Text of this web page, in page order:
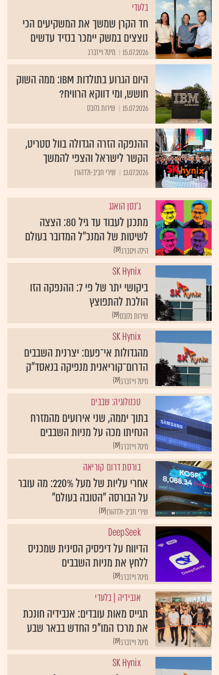
בלעדי
חד הקרן שמשך את המשקיעים הכי
נוצצים במשק יימכר בנזיד עדשים
15.07.2026 מיטל וייזברג
היום הגרוע בתולדות IBM: ממה השוק
חושש, ומי דווקא הרוויח?
15.07.2026 שירות גלובס
ההנפקה הזרה הגדולה בוול סטריט,
הקשר לישראל והצפי להמשך
13.07.2026 שירי חביב-ולדהורן
ג'נסן הואנג
מתכנן לעבוד עד גיל 80: הצצה
לשיטות של המנכ״ל המדובר בעולם
{19}הילה ויסברג
SK Hynix
ביקושי יתר של פי 7: ההנפקה הזו
הולכת להתפוצץ
{19}שירות גלובס
SK Hynix
מהגדולות אי־פעם: יצרנית השבבים
הדרום־קוריאנית מנפיקה בנאסד"ק
{19}מיטל וייזברג
טכנולוגיה: שבבים
בתוך יממה, שני אירועים מהמזרח
הנחיתו מכה על מניות השבבים
{19}מיטל וייזברג
בורסת דרום קוריאה
אחרי עליות של מעל 220%: מה עובר
על הבורסה "הטובה בעולם"
{19}שירי חביב-ולדהורן
DeepSeek
הדיווח על דיפסיק הסינית שמכניס
ללחץ את מניות השבבים
{19}מיטל וייזברג
אנבידיה | בלעדי
תגייס מאות עובדים: אנבידיה חונכת
את מרכז המו"פ החדש בבאר שבע
{19}מיטל וייזברג
SK Hynix